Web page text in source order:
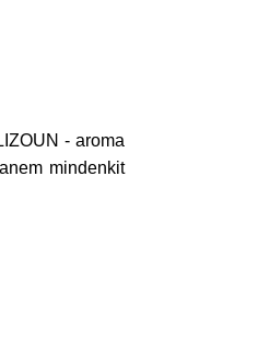
- aroma
mindenkit